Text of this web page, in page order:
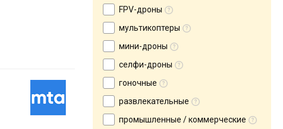
FPV-дроны
мультикоптеры
мини-дроны
селфи-дроны
гоночные
развлекательные
промышленные / коммерческие